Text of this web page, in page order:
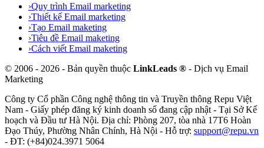
›Quy trình Email marketing
›Thiết kế Email marketing
›Tạo Email maketing
›Tiêu đề Email maketing
›Cách viết Email maketing
© 2006 - 2026 - Bản quyền thuộc LinkLeads ® - Dịch vụ Email
Marketing
Công ty Cổ phần Công nghệ thông tin và Truyền thông Repu Việt
Nam - Giấy phép đăng ký kinh doanh số đang cập nhật - Tại Sở Kế
hoạch và Đầu tư Hà Nội. Địa chỉ: Phòng 207, tòa nhà 17T6 Hoàn
Đạo Thúy, Phường Nhân Chính, Hà Nội - Hỗ trợ: support@repu.vn
- ĐT: (+84)024.3971 5064